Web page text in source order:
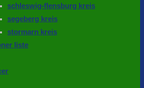
schleswig-flensburg kreis
segeberg kreis
stormarn kreis
liste